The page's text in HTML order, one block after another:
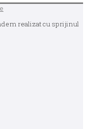
realizat cu sprijinul